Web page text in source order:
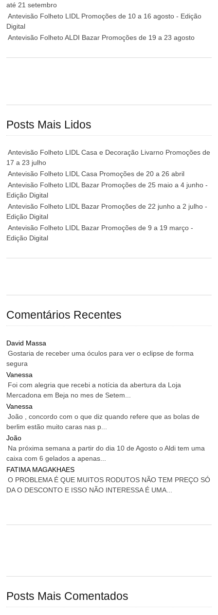
até 21 setembro
Antevisão Folheto LIDL Promoções de 10 a 16 agosto - Edição
Digital
Antevisão Folheto ALDI Bazar Promoções de 19 a 23 agosto
Posts Mais Lidos
Antevisão Folheto LIDL Casa e Decoração Livarno Promoções de
17 a 23 julho
Antevisão Folheto LIDL Casa Promoções de 20 a 26 abril
Antevisão Folheto LIDL Bazar Promoções de 25 maio a 4 junho -
Edição Digital
Antevisão Folheto LIDL Bazar Promoções de 22 junho a 2 julho -
Edição Digital
Antevisão Folheto LIDL Bazar Promoções de 9 a 19 março -
Edição Digital
Comentários Recentes
David Massa
Gostaria de receber uma óculos para ver o eclipse de forma
segura
Vanessa
Foi com alegria que recebi a notícia da abertura da Loja
Mercadona em Beja no mes de Setem...
Vanessa
João , concordo com o que diz quando refere que as bolas de
berlim estão muito caras nas p...
João
Na próxima semana a partir do dia 10 de Agosto o Aldi tem uma
caixa com 6 gelados a apenas...
FATIMA MAGAKHAES
O PROBLEMA É QUE MUITOS RODUTOS NÃO TEM PREÇO SÓ
DA O DESCONTO E ISSO NÃO INTERESSA É UMA...
Posts Mais Comentados